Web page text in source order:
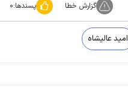
گزارش خطا پسندها:۰
امید عالیشاه